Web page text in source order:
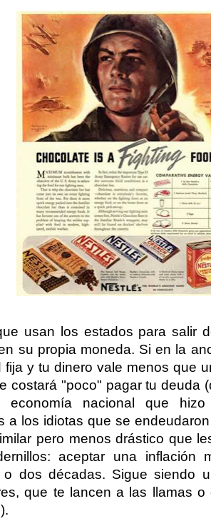
usan los estados para salir
su propia moneda. Si en la
fija y tu dinero vale menos que
costará "poco" pagar tu deuda
economía nacional que
a los idiotas que se
pero menos drástico que
aceptar una inflación
dos décadas. Sigue siendo
que te lancen a las llamas